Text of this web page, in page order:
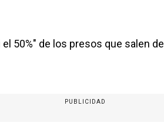
50%" de los presos que salen de
PUBLICIDAD